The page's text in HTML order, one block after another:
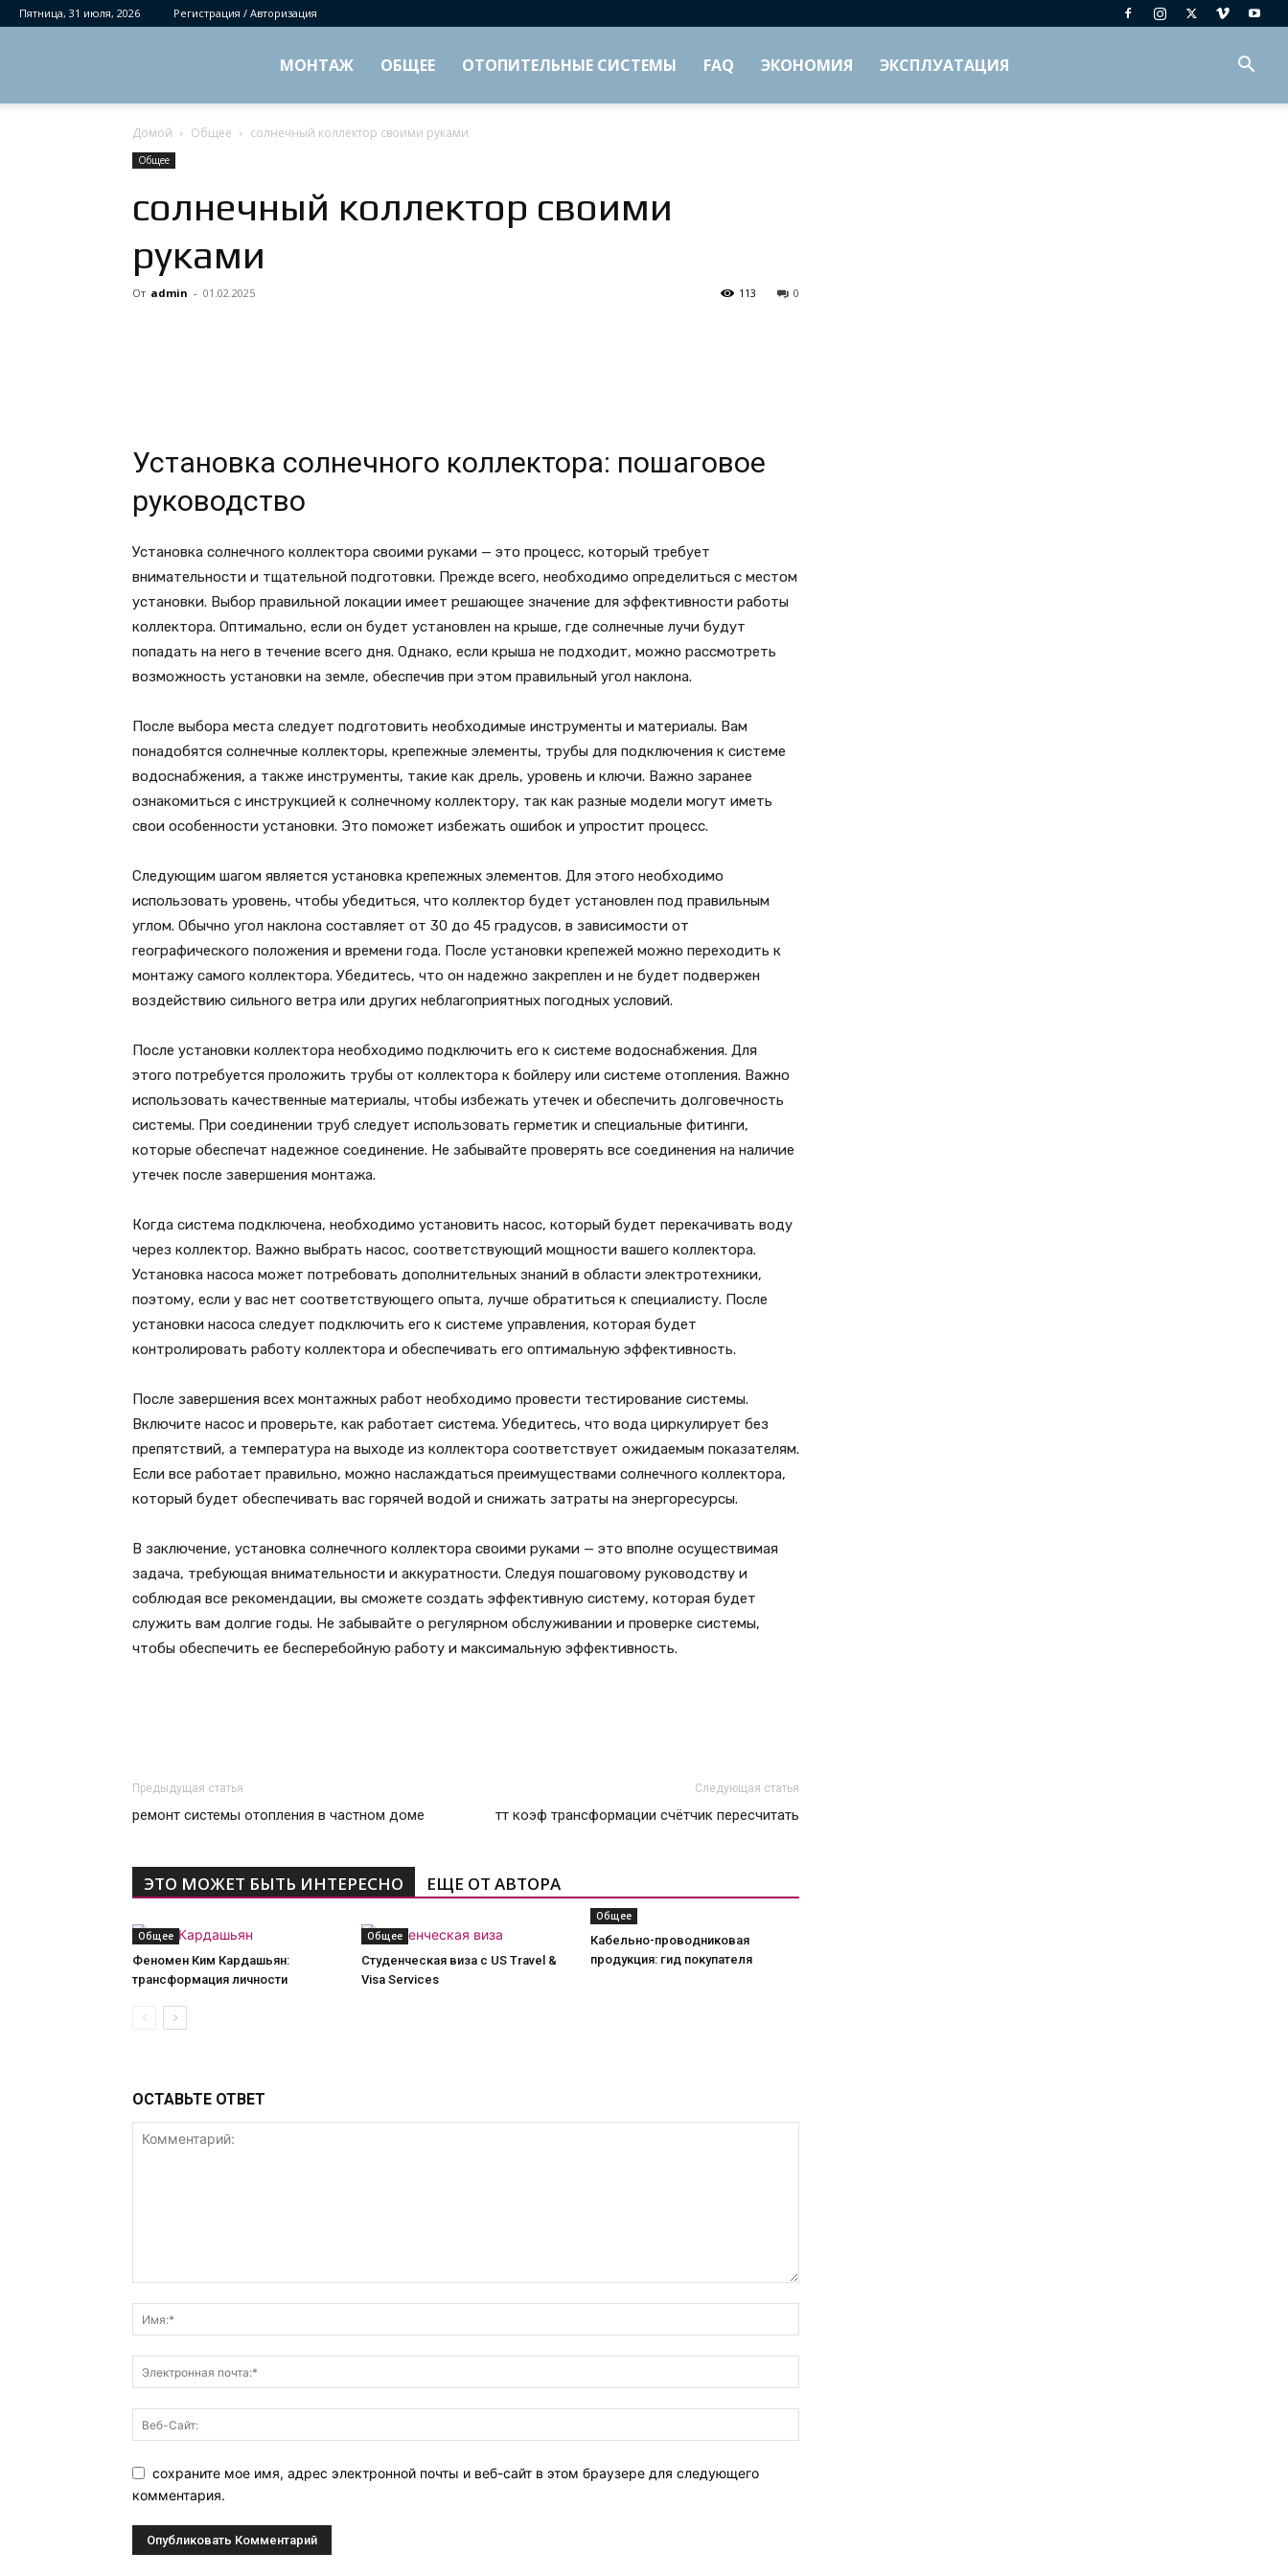
Пятница, 31 июля, 2026 Регистрация / Авторизация
МОНТАЖ ОБЩЕЕ ОТОПИТЕЛЬНЫЕ СИСТЕМЫ FAQ ЭКОНОМИЯ ЭКСПЛУАТАЦИЯ
Домой Общее солнечный коллектор своими руками
Общее
солнечный коллектор своими
руками
От admin - 01.02.2025 0
113
Установка солнечного коллектора: пошаговое
руководство
Установка солнечного коллектора своими руками — это процесс, который требует
внимательности и тщательной подготовки. Прежде всего, необходимо определиться с местом
установки. Выбор правильной локации имеет решающее значение для эффективности работы
коллектора. Оптимально, если он будет установлен на крыше, где солнечные лучи будут
попадать на него в течение всего дня. Однако, если крыша не подходит, можно рассмотреть
возможность установки на земле, обеспечив при этом правильный угол наклона.
После выбора места следует подготовить необходимые инструменты и материалы. Вам
понадобятся солнечные коллекторы, крепежные элементы, трубы для подключения к системе
водоснабжения, а также инструменты, такие как дрель, уровень и ключи. Важно заранее
ознакомиться с инструкцией к солнечному коллектору, так как разные модели могут иметь
свои особенности установки. Это поможет избежать ошибок и упростит процесс.
Следующим шагом является установка крепежных элементов. Для этого необходимо
использовать уровень, чтобы убедиться, что коллектор будет установлен под правильным
углом. Обычно угол наклона составляет от 30 до 45 градусов, в зависимости от
географического положения и времени года. После установки крепежей можно переходить к
монтажу самого коллектора. Убедитесь, что он надежно закреплен и не будет подвержен
воздействию сильного ветра или других неблагоприятных погодных условий.
После установки коллектора необходимо подключить его к системе водоснабжения. Для
этого потребуется проложить трубы от коллектора к бойлеру или системе отопления. Важно
использовать качественные материалы, чтобы избежать утечек и обеспечить долговечность
системы. При соединении труб следует использовать герметик и специальные фитинги,
которые обеспечат надежное соединение. Не забывайте проверять все соединения на наличие
утечек после завершения монтажа.
Когда система подключена, необходимо установить насос, который будет перекачивать воду
через коллектор. Важно выбрать насос, соответствующий мощности вашего коллектора.
Установка насоса может потребовать дополнительных знаний в области электротехники,
поэтому, если у вас нет соответствующего опыта, лучше обратиться к специалисту. После
установки насоса следует подключить его к системе управления, которая будет
контролировать работу коллектора и обеспечивать его оптимальную эффективность.
После завершения всех монтажных работ необходимо провести тестирование системы.
Включите насос и проверьте, как работает система. Убедитесь, что вода циркулирует без
препятствий, а температура на выходе из коллектора соответствует ожидаемым показателям.
Если все работает правильно, можно наслаждаться преимуществами солнечного коллектора,
который будет обеспечивать вас горячей водой и снижать затраты на энергоресурсы.
В заключение, установка солнечного коллектора своими руками — это вполне осуществимая
задача, требующая внимательности и аккуратности. Следуя пошаговому руководству и
соблюдая все рекомендации, вы сможете создать эффективную систему, которая будет
служить вам долгие годы. Не забывайте о регулярном обслуживании и проверке системы,
чтобы обеспечить ее бесперебойную работу и максимальную эффективность.
Предыдущая статья
ремонт системы отопления в частном доме
Следующая статья
тт коэф трансформации счётчик пересчитать
ЭТО МОЖЕТ БЫТЬ ИНТЕРЕСНО ЕЩЕ ОТ АВТОРА
Общее
Феномен Ким Кардашьян:
трансформация личности
Общее
Студенческая виза с US Travel &
Visa Services
Общее
Кабельно-проводниковая
продукция: гид покупателя
ОСТАВЬТЕ ОТВЕТ
сохраните мое имя, адрес электронной почты и веб-сайт в этом браузере для следующего
комментария.